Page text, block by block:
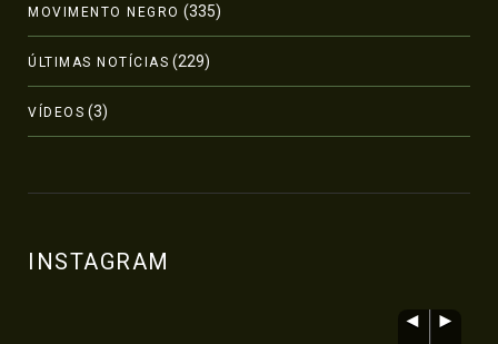
MOVIMENTO NEGRO (335)
ÚLTIMAS NOTÍCIAS (229)
VÍDEOS (3)
INSTAGRAM